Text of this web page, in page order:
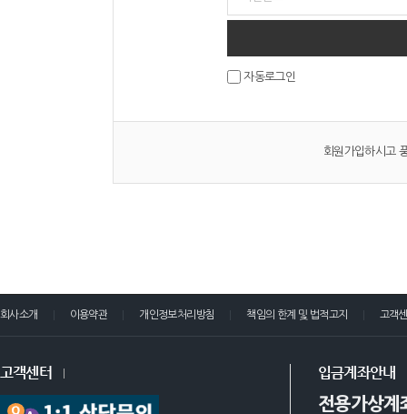
자동로그인
회원가입하시고
회사소개 이용약관 개인정보처리방침 책임의 한계 및 법적고지 고객
고객센터 입금계좌안내
전용가상계